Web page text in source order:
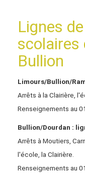
Lignes
scolaires
Bullion
Limours/Bullion/
Arrêts à la Clairière,
Renseignements au
Bullion/Dourdan :
Arrêts à Moutiers,
l'école, la Clairière.
Renseignements au